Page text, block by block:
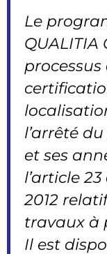
Le
processus
l’arrêté
et ses
l’article
2012
travaux à
Il est